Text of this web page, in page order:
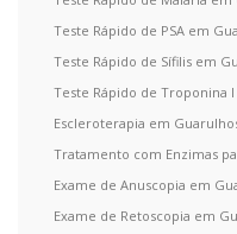
Teste Rápido de PSA em
Teste Rápido de Sífilis em
Teste Rápido de Troponina
Escleroterapia em
Tratamento com Enzimas
Exame de Anuscopia em
Exame de Retoscopia em